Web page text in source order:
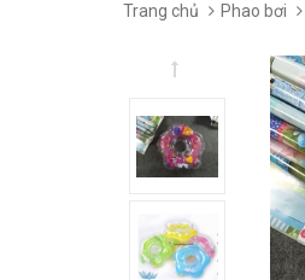
Trang chủ Phao bơi